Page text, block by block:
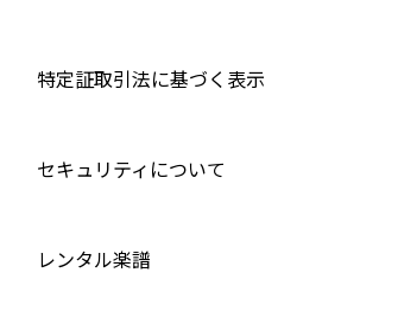
特定証取引法に基づく表示
セキュリティについて
レンタル楽譜